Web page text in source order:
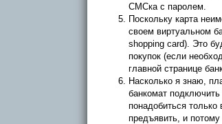
СМСка с паролем.
Поскольку карта
своем виртуальном
shopping card). Это
покупок (если
главной странице
Насколько я знаю,
банкомат
понадобиться
предъявить, и